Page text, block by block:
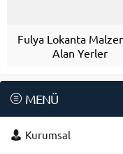
Fulya Lokanta
Alan Yerler
MENÜ
Kurumsal